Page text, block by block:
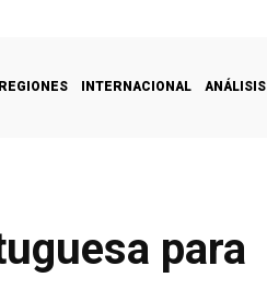
REGIONES INTERNACIONAL ANÁLISIS
para